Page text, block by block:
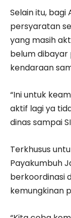
Selain itu, bagi
persyaratan
yang masih
belum
kendaraan
“Ini untuk
aktif lagi ya
dinas sampai
Terkhusus
Payakumbuh
berkoordinasi
kemungkinan